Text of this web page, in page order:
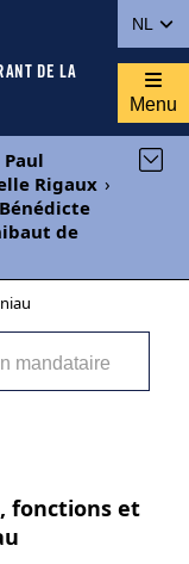
NL
DE LA
Menu
Paul
Rigaux ›
Bénédicte
de
fonctions et